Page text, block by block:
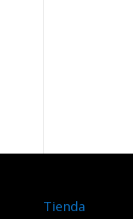
Tienda